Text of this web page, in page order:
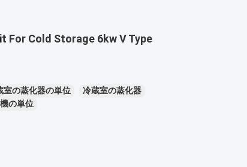
For Cold Storage 6kw V Type
室の蒸化器の単位
冷蔵室の蒸化器
の単位